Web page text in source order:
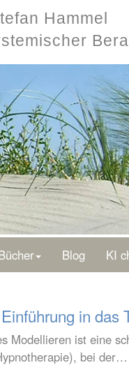
Hammel
Blog KI
in das
Modellieren ist eine
bei der…